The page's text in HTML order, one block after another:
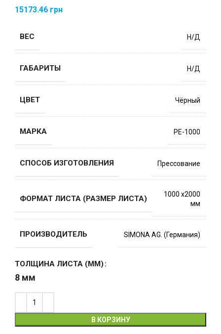
15173.46 грн
ВЕС Н/Д
ГАБАРИТЫ Н/Д
ЦВЕТ Чёрный
МАРКА PE-1000
СПОСОБ ИЗГОТОВЛЕНИЯ Прессование
ФОРМАТ ЛИСТА (РАЗМЕР ЛИСТА)
1000 х2000
мм
ПРОИЗВОДИТЕЛЬ SIMONA AG. (Германия)
ТОЛЩИНА ЛИСТА (ММ)
8 мм
В КОРЗИНУ